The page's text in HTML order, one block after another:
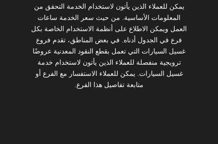
يمكن للعملاء الذين يأتون لاستخدام الخدمة التحقق من
المعلومات الأساسية. من حيث سعر الخدمة ساعات
العمل ويمكن الاطلاع على أنظمة الاستخدام الخاصة بكل
فرع في الجدول أدناه. في بعض المناطق، تقدم فروع
غسيل السيارات التي تعمل بقطع النقود المعدنية عروضًا
ترويجية منفصلة للعملاء الذين يأتون لاستخدام خدمة
غسيل السيارات. يمكن للعملاء الاستفسار مع الفرع أو
متابعة تفاصيل هذا الفرع.